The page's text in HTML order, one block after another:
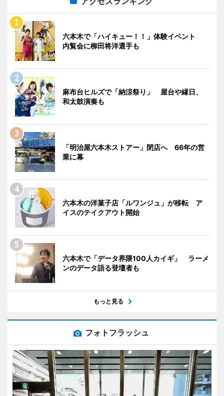
六本木で「ハイキュー！！」体験イベント
内覧会に柳田将洋選手も
麻布台ヒルズで「納涼祭り」 屋台や縁日、
和太鼓演奏も
「明治屋六本木ストアー」閉店へ 66年の営
業に幕
六本木の洋菓子店「ルワンジュ」が移転 ア
イスのテイクアウト開始
六本木で「データ界隈100人カイギ」 ラーメ
ンのデータ語る登壇者も
もっと見る
フォトフラッシュ